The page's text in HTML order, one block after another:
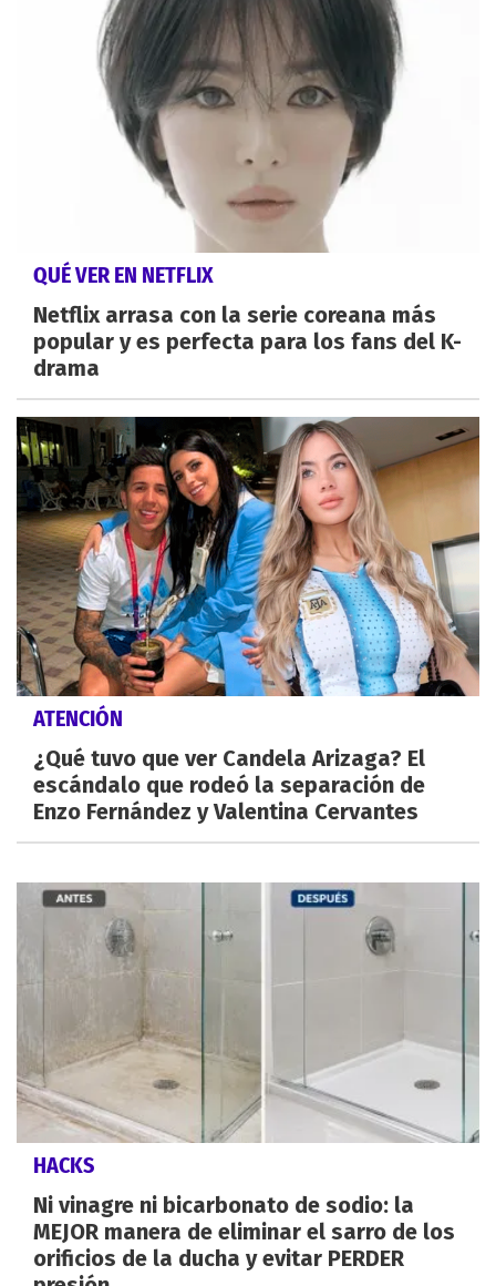
QUÉ VER EN NETFLIX
Netflix arrasa con la serie coreana más
popular y es perfecta para los fans del K-
drama
ATENCIÓN
¿Qué tuvo que ver Candela Arizaga? El
escándalo que rodeó la separación de
Enzo Fernández y Valentina Cervantes
HACKS
Ni vinagre ni bicarbonato de sodio: la
MEJOR manera de eliminar el sarro de los
orificios de la ducha y evitar PERDER